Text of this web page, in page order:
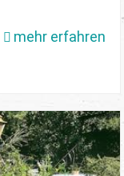
mehr erfahren